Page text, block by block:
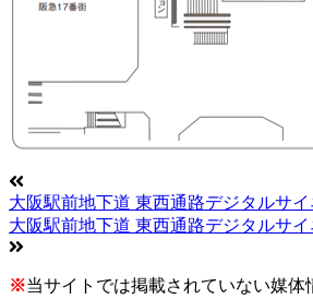
大阪駅前地下道 東西通路デジタルサイ
大阪駅前地下道 東西通路デジタルサ
※当サイトでは掲載されていない媒体